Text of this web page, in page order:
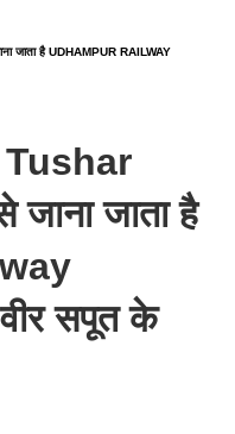
जाता है UDHAMPUR RAILWAY
जाता है
सपूत के